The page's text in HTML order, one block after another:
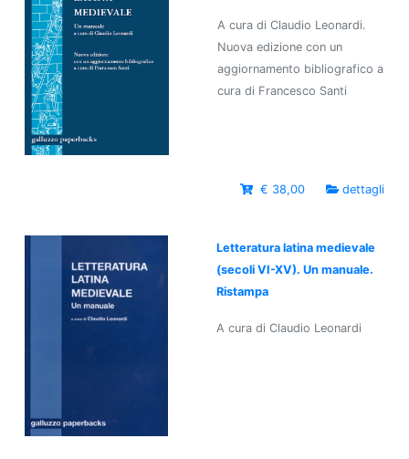
A cura di Claudio Leonardi.
Nuova edizione con un
aggiornamento bibliografico a
cura di Francesco Santi
€ 38,00 dettagli
Letteratura latina medievale
(secoli VI-XV). Un manuale.
Ristampa
A cura di Claudio Leonardi